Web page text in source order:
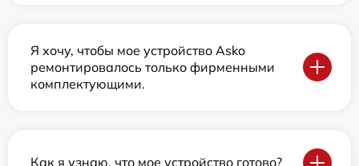
Я хочу, чтобы мое устройство Asko
ремонтировалось только фирменными
комплектующими.
Как я узнаю, что мое устройство готово?